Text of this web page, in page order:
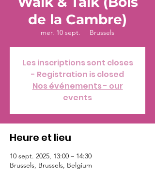
de la Cambre)
mer. 10 sept.
  |
Brussels
Les inscriptions sont closes
- Registration is closed
Nos événements - our
events
Heure et lieu
10 sept. 2025, 13:00 – 14:30
Brussels, Brussels, Belgium